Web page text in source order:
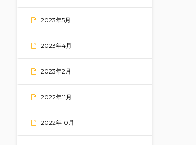
2023年5月
2023年4月
2023年2月
2022年11月
2022年10月